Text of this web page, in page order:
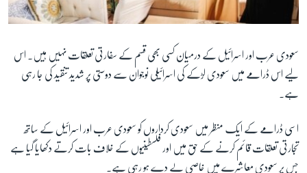
سعودی عرب اور اسرائیل کے درمیان کسی بھی قسم کے سفارتی تعلقات نہیں ہیں۔ اس
لیے اس ڈرامے میں سعودی لڑکے کی اسرائیلی نوجوان سے دوستی پر شدید تنقید کی جا رہی
ہے۔
اسی ڈرامے کے ایک منظر میں سعودی کرداروں کو سعودی عرب اور اسرائیل کے ساتھ
تجارتی تعلقات قائم کرنے کے حق میں اور فلسطینیوں کے خلاف بات کرتے دکھایا گیا ہے
جس پر سعودی معاشرے میں خاصی لے دے ہو رہی ہے۔